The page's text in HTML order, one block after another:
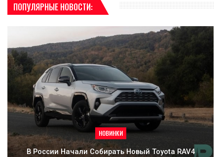
ПОПУЛЯРНЫЕ НОВОСТИ:
НОВИНКИ
В России Начали Собирать Новый Toyota RAV4